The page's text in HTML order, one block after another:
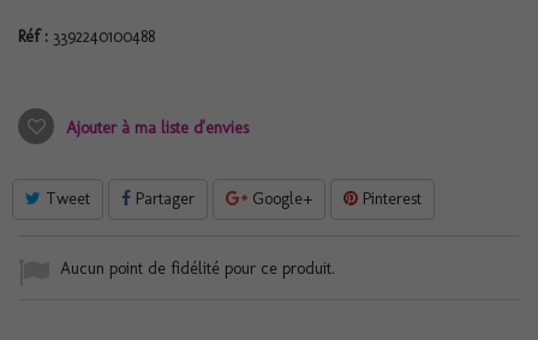
Réf : 3392240100488
Ajouter à ma liste d'envies
Tweet Partager Google+ Pinterest
Aucun point de fidélité pour ce produit.